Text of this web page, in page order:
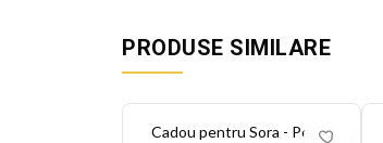
PRODUSE SIMILARE
%
Cadou pentru Sora - Perna